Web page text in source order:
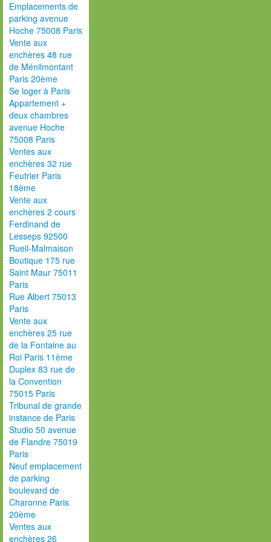
Emplacements de
parking avenue
Hoche 75008 Paris
Vente aux
enchères 48 rue
de Ménilmontant
Paris 20ème
Se loger à Paris
Appartement +
deux chambres
avenue Hoche
75008 Paris
Ventes aux
enchères 32 rue
Feutrier Paris
18ème
Vente aux
enchères 2 cours
Ferdinand de
Lesseps 92500
Rueil-Malmaison
Boutique 175 rue
Saint Maur 75011
Paris
Rue Albert 75013
Paris
Vente aux
enchères 25 rue
de la Fontaine au
Roi Paris 11ème
Duplex 83 rue de
la Convention
75015 Paris
Tribunal de grande
instance de Paris
Studio 50 avenue
de Flandre 75019
Paris
Neuf emplacement
de parking
boulevard de
Charonne Paris
20ème
Ventes aux
enchères 26